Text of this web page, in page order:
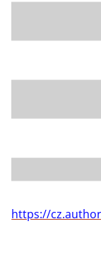
https://